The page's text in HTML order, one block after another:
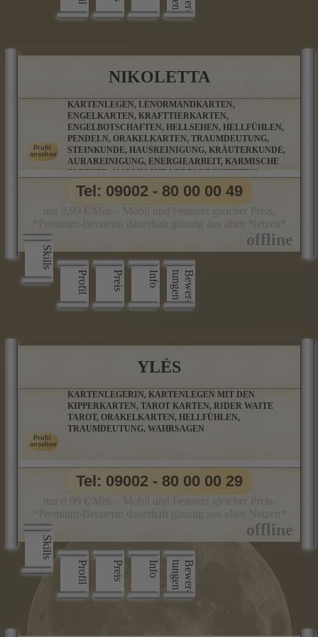
NIKOLETTA
KARTENLEGEN, LENORMANDKARTEN,
ENGELKARTEN, KRAFTTIERKARTEN,
ENGELBOTSCHAFTEN, HELLSEHEN, HELLFÜHLEN,
PENDELN, ORAKELKARTEN, TRAUMDEUTUNG,
STEINKUNDE, HAUSREINIGUNG, KRÄUTERKUNDE,
AURAREINIGUNG, ENERGIEARBEIT, KARMISCHE
PARTNER, KARMISCHE VERBUNDENHEITEN,
KARMISCHE VERSTRICKUNGEN, MAGISCHE
RITUALE, RAUHNACHTSRITUALE
Skills
Profil
Preis Info B
e
w
e
r
­
t
u
n
g
e
n
Tel: 09002 - 80 00 00 49
YLÉS
KARTENLEGERIN, KARTENLEGEN MIT DEN
KIPPERKARTEN, TAROT KARTEN, RIDER WAITE
TAROT, ORAKELKARTEN, HELLFÜHLEN,
TRAUMDEUTUNG, WAHRSAGEN
Skills
Profil
Preis Info B
e
w
e
r
­
t
u
n
g
e
n
Tel: 09002 - 80 00 00 29